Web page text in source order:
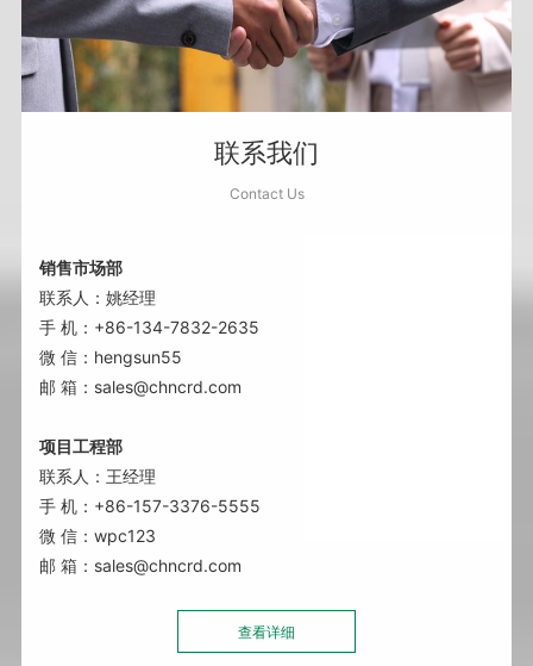
联系我们
Contact Us
销售市场部
联系人：姚经理
手 机：+86-134-7832-2635
微 信：hengsun55
邮 箱：sales@chncrd.com
项目工程部
联系人：王经理
手 机：+86-157-3376-5555
微 信：wpc123
邮 箱： sales@chncrd.com
查看详细